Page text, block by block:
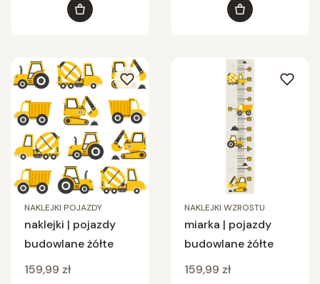
Do koszyka
Do koszyka
NAKLEJKI POJAZDY
naklejki | pojazdy
budowlane żółte
Cena
159,99 zł
NAKLEJKI WZROSTU
miarka | pojazdy
budowlane żółte
Cena
159,99 zł